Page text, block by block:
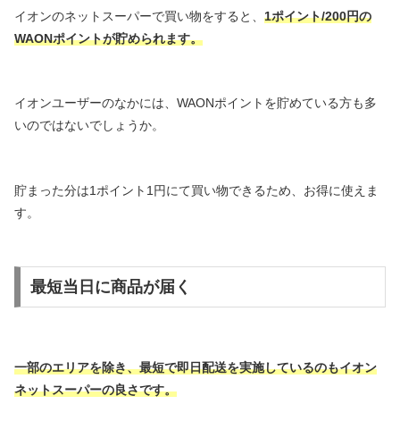
イオンのネットスーパーで買い物をすると、 1ポイント/200円の
WAONポイントが貯められます。
イオンユーザーのなかには、WAONポイントを貯めている方も多
いのではないでしょうか。
貯まった分は1ポイント1円にて買い物できるため、お得に使えま
す。
最短当日に商品が届く
一部のエリアを除き、最短で即日配送を実施しているのもイオン
ネットスーパーの良さです。